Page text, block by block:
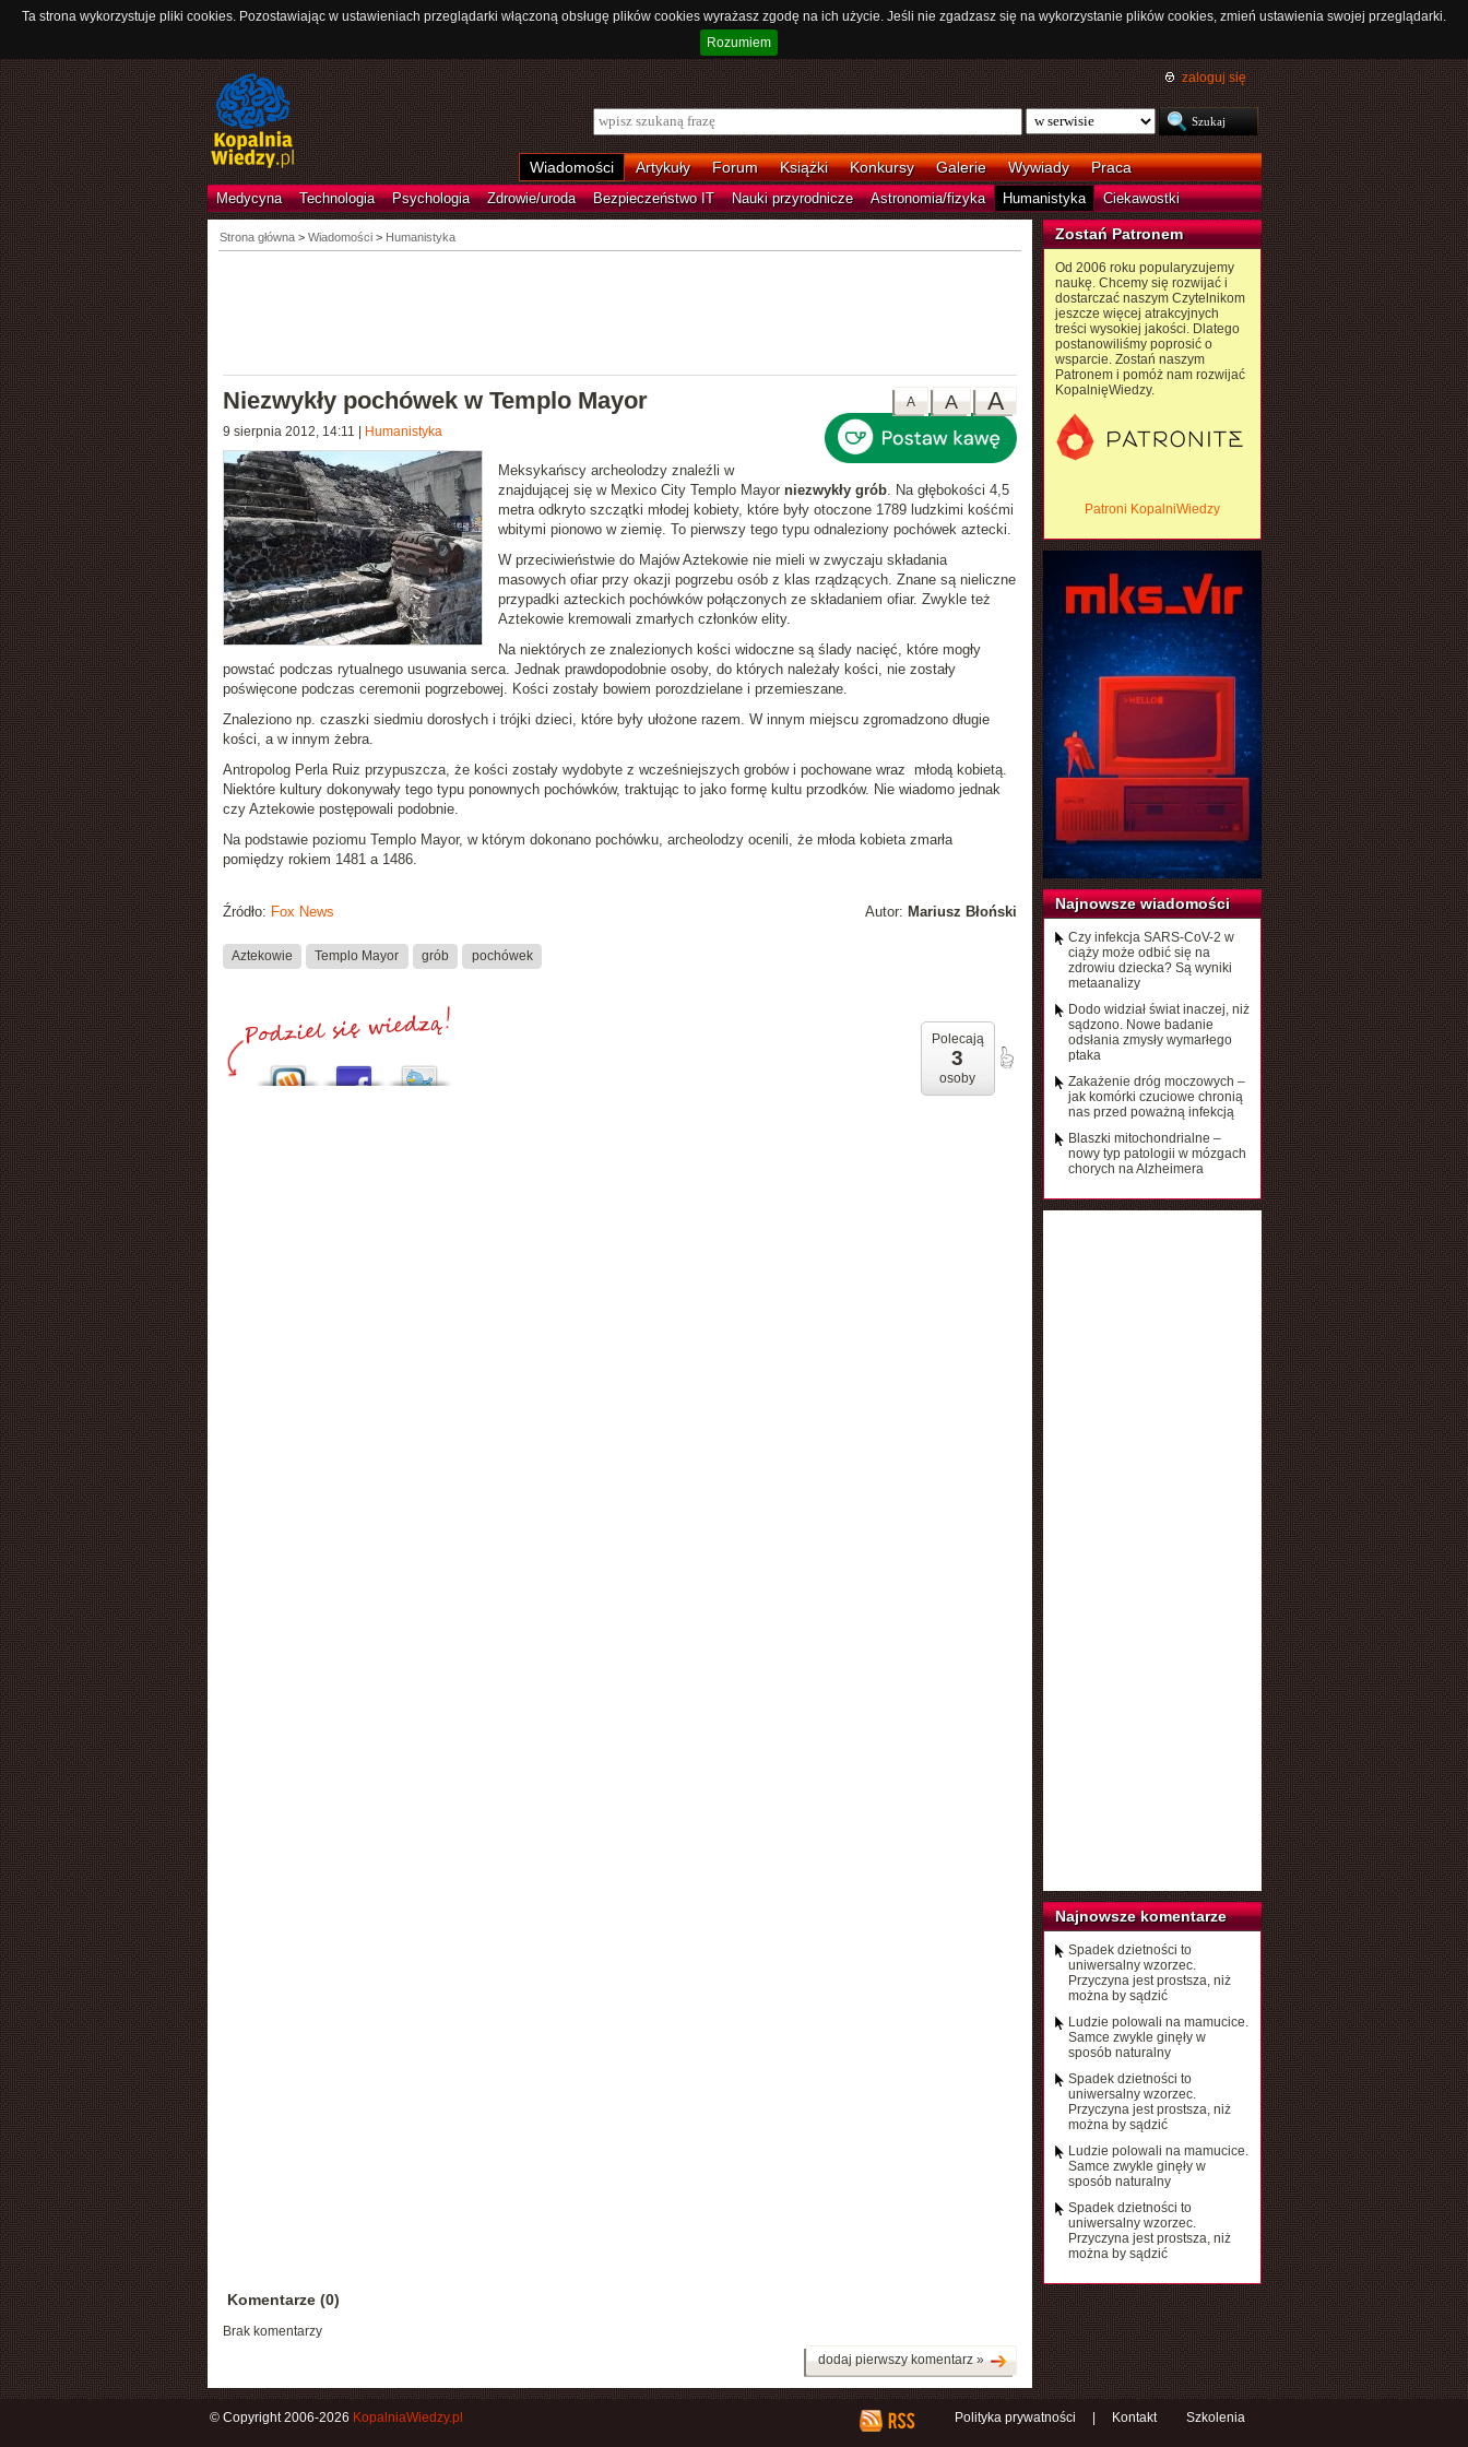
Ta strona wykorzystuje pliki cookies. Pozostawiając w ustawieniach przeglądarki włączoną obsługę plików cookies wyrażasz zgodę na ich użycie. Jeśli nie zgadzasz się na wykorzystanie plików cookies, zmień ustawienia swojej przeglądarki.
Rozumiem
zaloguj się
Wiadomości Artykuły Forum Książki Konkursy Galerie Wywiady Praca
Medycyna Technologia Psychologia Zdrowie/uroda Bezpieczeństwo IT Nauki przyrodnicze Astronomia/fizyka Humanistyka Ciekawostki
Strona główna> Wiadomości > Humanistyka
A
A
A
Niezwykły pochówek w Templo Mayor
9 sierpnia 2012, 14:11 Humanistyka
Meksykańscy archeolodzy znaleźli w
znajdującej się w Mexico City Templo Mayor niezwykły grób. Na głębokości 4,5
metra odkryto szczątki młodej kobiety, które były otoczone 1789 ludzkimi kośćmi
wbitymi pionowo w ziemię. To pierwszy tego typu odnaleziony pochówek aztecki.
W przeciwieństwie do Majów Aztekowie nie mieli w zwyczaju składania
masowych ofiar przy okazji pogrzebu osób z klas rządzących. Znane są nieliczne
przypadki azteckich pochówków połączonych ze składaniem ofiar. Zwykle też
Aztekowie kremowali zmarłych członków elity.
Na niektórych ze znalezionych kości widoczne są ślady nacięć, które mogły
powstać podczas rytualnego usuwania serca. Jednak prawdopodobnie osoby, do których należały kości, nie zostały
poświęcone podczas ceremonii pogrzebowej. Kości zostały bowiem porozdzielane i przemieszane.
Znaleziono np. czaszki siedmiu dorosłych i trójki dzieci, które były ułożone razem. W innym miejscu zgromadzono długie
kości, a w innym żebra.
Antropolog Perla Ruiz przypuszcza, że kości zostały wydobyte z wcześniejszych grobów i pochowane wraz młodą kobietą.
Niektóre kultury dokonywały tego typu ponownych pochówków, traktując to jako formę kultu przodków. Nie wiadomo jednak
czy Aztekowie postępowali podobnie.
Na podstawie poziomu Templo Mayor, w którym dokonano pochówku, archeolodzy ocenili, że młoda kobieta zmarła
pomiędzy rokiem 1481 a 1486.
Autor: Mariusz Błoński
Źródło: Fox News
Aztekowie Templo Mayor grób pochówek
Polecają
3
osoby
Komentarze (0)
Brak komentarzy
dodaj pierwszy komentarz »
Zostań Patronem
Od 2006 roku popularyzujemy
naukę. Chcemy się rozwijać i
dostarczać naszym Czytelnikom
jeszcze więcej atrakcyjnych
treści wysokiej jakości. Dlatego
postanowiliśmy poprosić o
wsparcie. Zostań naszym
Patronem i pomóż nam rozwijać
KopalnięWiedzy.
Patroni KopalniWiedzy
Najnowsze wiadomości
Czy infekcja SARS-CoV-2 w
ciąży może odbić się na
zdrowiu dziecka? Są wyniki
metaanalizy
Dodo widział świat inaczej, niż
sądzono. Nowe badanie
odsłania zmysły wymarłego
ptaka
Zakażenie dróg moczowych –
jak komórki czuciowe chronią
nas przed poważną infekcją
Blaszki mitochondrialne –
nowy typ patologii w mózgach
chorych na Alzheimera
Najnowsze komentarze
Spadek dzietności to
uniwersalny wzorzec.
Przyczyna jest prostsza, niż
można by sądzić
Ludzie polowali na mamucice.
Samce zwykle ginęły w
sposób naturalny
Spadek dzietności to
uniwersalny wzorzec.
Przyczyna jest prostsza, niż
można by sądzić
Ludzie polowali na mamucice.
Samce zwykle ginęły w
sposób naturalny
Spadek dzietności to
uniwersalny wzorzec.
Przyczyna jest prostsza, niż
można by sądzić
Polityka prywatności Kontakt Szkolenia
© Copyright 2006-2026 KopalniaWiedzy.pl